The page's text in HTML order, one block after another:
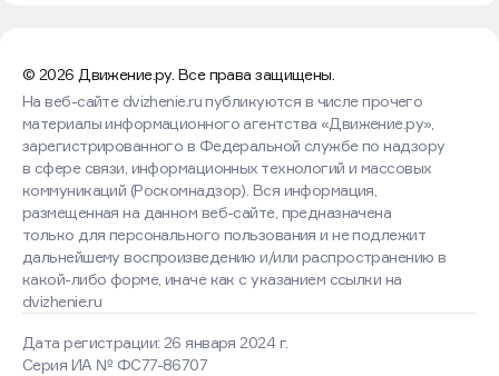
© 2026 Движение.ру. Все права защищены.
Дата регистрации: 26 января 2024 г.
Серия ИА № ФС77-86707
На веб-сайте dvizhenie.ru публикуются в числе прочего
материалы информационного агентства «Движение.ру»,
зарегистрированного в Федеральной службе по надзору
в сфере связи, информационных технологий и массовых
коммуникаций (Роскомнадзор). Вся информация,
размещенная на данном веб-сайте, предназначена
только для персонального пользования и не подлежит
дальнейшему воспроизведению и/или распространению в
какой-либо форме, иначе как с указанием ссылки на
dvizhenie.ru